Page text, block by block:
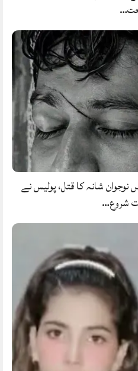
نوجوان شانہ کا قتل، پولیس نے
شروع…